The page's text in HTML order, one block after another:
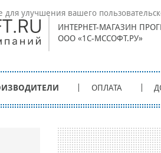
ИНТЕРНЕТ-МАГАЗИН
ООО «1С-МССОФТ.РУ»
ОПЛАТА
для улучшения вашего